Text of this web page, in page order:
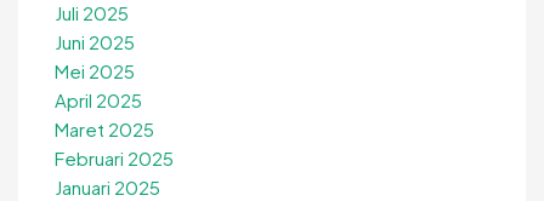
Juli 2025
Juni 2025
Mei 2025
April 2025
Maret 2025
Februari 2025
Januari 2025